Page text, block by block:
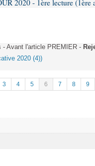
2020 - 1ère lecture (1ère
- Avant l'article PREMIER -
2020 (4))
3 4 5 6 7 8 9